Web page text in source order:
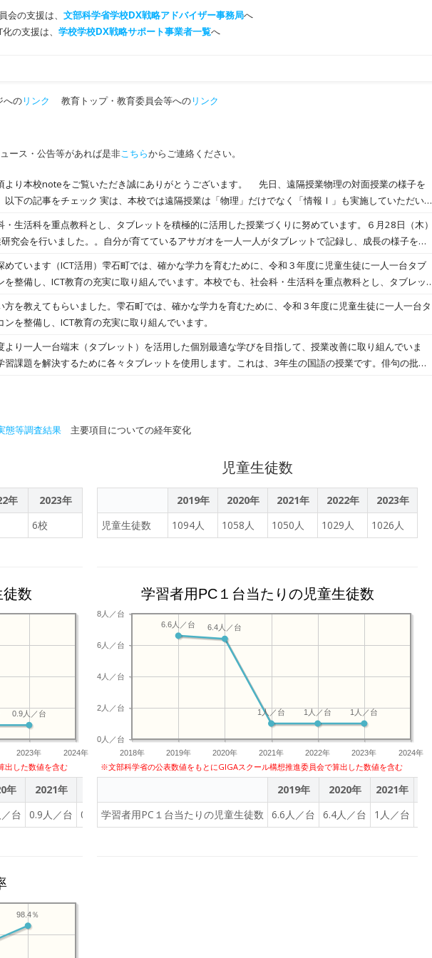
会の支援は、 文部科学省学校DX戦略アドバイザー事務局へ
の支援は、 学校学校DX戦略サポート事業者一覧へ
へのリンク 教育トップ・教育委員会等へのリンク
ース・公告等があれば是非こちらからご連絡ください。
より本校noteをご覧いただき誠にありがとうございます。 先日、遠隔授業物理の対面授業の様子を
以下の記事をチェック 実は、本校では遠隔授業は「物理」だけでなく「情報Ⅰ」も実施していただいて
での授業が行われました！ 情報処理室にあるパソコンだけでなく、Webカメラやスピーカーマイク
隔での授業を行っていただいております。 生徒が使用するパソコン周辺機器 （令和６年度に新しくな
カメラ スピーカーマイク 初回の今日は、まずは自己紹介に始まり、情報Ⅰを学習する意義をお話し
ング練習やMicrosoft Teamsの使い方などを教わり、実際に生徒が活動する機会も多くありました。
くだけでなく、実際に手を動かしたり使ったりした方が、スキルを修得することが得意のようです。今
を養いながら、積極的にICT機器等を扱い、情報を上手に使える高校生になっていきましょう！
・生活科を重点教科とし、タブレットを積極的に活用した授業づくりに努めています。６月28日（木）
究会を行いました。。自分が育てているアサガオを一人一人がタブレットで記録し、成長の様子を交
めています（ICT活用）雫石町では、確かな学力を育むために、令和３年度に児童生徒に一人一台タブ
を整備し、ICT教育の充実に取り組んでいます。本校でも、社会科・生活科を重点教科とし、タブレッ
した授業における資料の効果的な提示方法や、交流での子どもの考えの生かし方を学びました。今後
してさらに研修を深めてまいります。
方を教えてもらいました。雫石町では、確かな学力を育むために、令和３年度に児童生徒に一人一台タ
を整備し、ICT教育の充実に取り組んでいます。
り一人一台端末（タブレット）を活用した個別最適な学びを目指して、授業改善に取り組んでいま
習課題を解決するために各々タブレットを使用します。これは、3年生の国語の授業です。俳句の批評
態等調査結果 主要項目についての経年変化
年
2023年
6校
児童生徒数
2019年 2020年 2021年 2022年
2023年
児童生徒数
1094人 1058人 1050人 1029人 1026人
数
2023年 2024年
0.9人／台
出した数値を含む
年 2021年
台 0.9人／台 0.9人／台 0.9人／台
学習者用PC１台当たりの児童生徒数
2018年 2019年 2020年 2021年 2022年 2023年 2024年
0人／台
2人／台
4人／台
6人／台
8人／台
1人／台
1人／台
1人／台
6.4人／台
6.6人／台
※文部科学省の公表数値をもとにGIGAスクール構想推進委員会で算出した数値を含む
2019年 2020年 2021年
学習者用PC１台当たりの児童生徒数
6.6人／台 6.4人／台 1人／台
98.4％